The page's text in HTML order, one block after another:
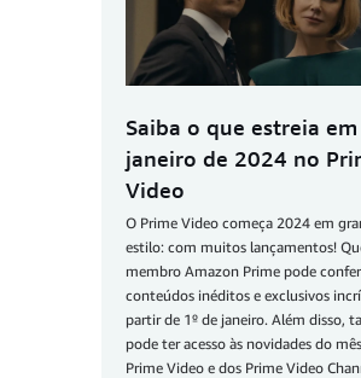
Saiba o que estreia em
janeiro de 2024 no
Video
O Prime Video começa 2024 em
estilo: com muitos lançamentos!
membro Amazon Prime pode
conteúdos inéditos e exclusivos
partir de 1º de janeiro. Além disso,
pode ter acesso às novidades do
Prime Video e dos Prime Video